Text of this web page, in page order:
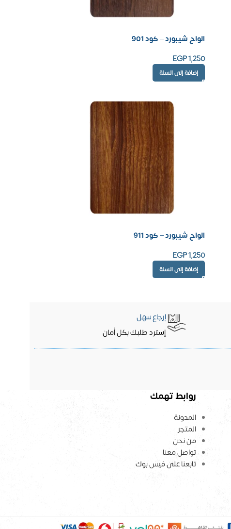
الواح شيبورد – كود 901
EGP1,250
إضافة إلى السلة
الواح شيبورد – كود 911
EGP1,250
إضافة إلى السلة
إرجاع سهل
إسترد طلبك بكل أمان
روابط تهمك
المدونة
المتجر
من نحن
تواصل معنا
تابعنا على فيس بوك